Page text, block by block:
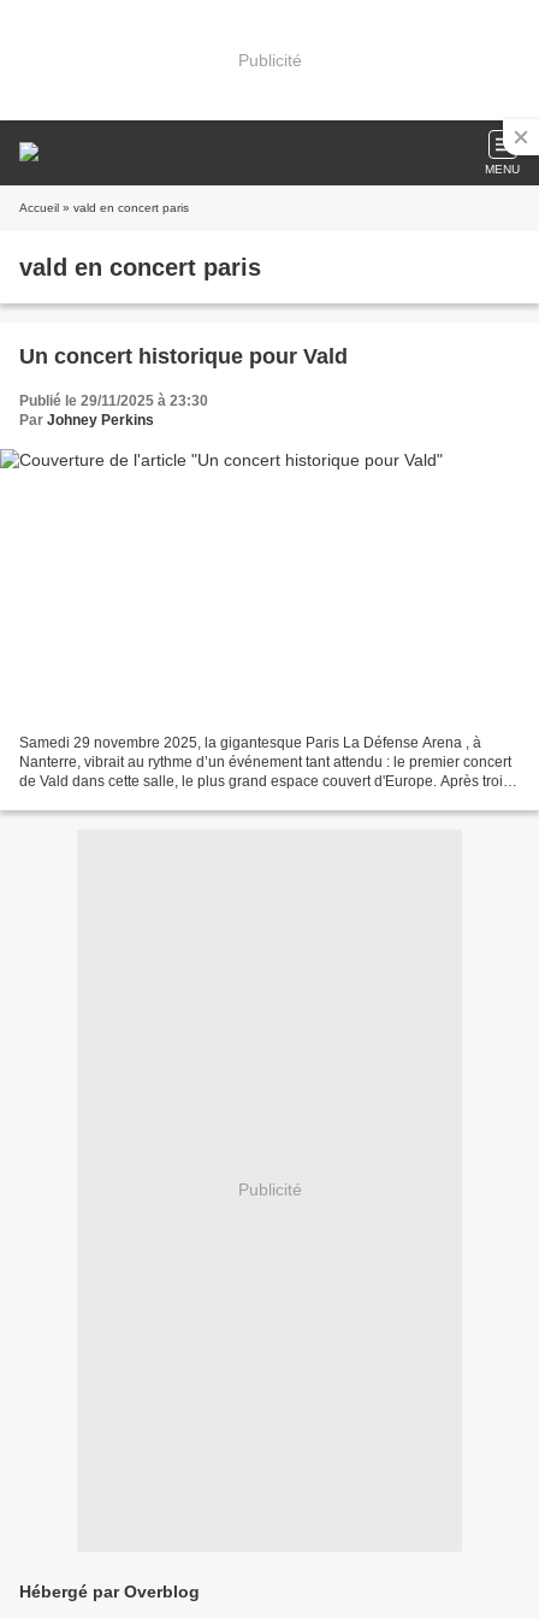
Publicité
MENU
Accueil » vald en concert paris
vald en concert paris
Un concert historique pour Vald
Publié le 29/11/2025 à 23:30
Par Johney Perkins
Samedi 29 novembre 2025, la gigantesque Paris La Défense Arena , à
Nanterre, vibrait au rythme d’un événement tant attendu : le premier concert
de Vald dans cette salle, le plus grand espace couvert d'Europe. Après trois
Publicité
Hébergé par Overblog